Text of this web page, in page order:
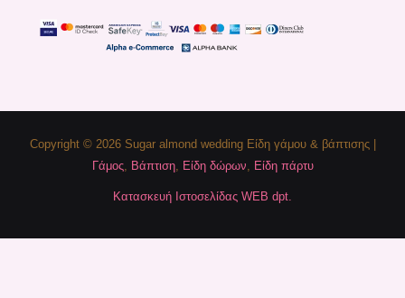
Copyright © 2026 Sugar almond wedding Είδη γάμου & βάπτισης |
Γάμος, Βάπτιση, Είδη δώρων, Είδη πάρτυ
Κατασκευή Ιστοσελίδας WEB dpt.